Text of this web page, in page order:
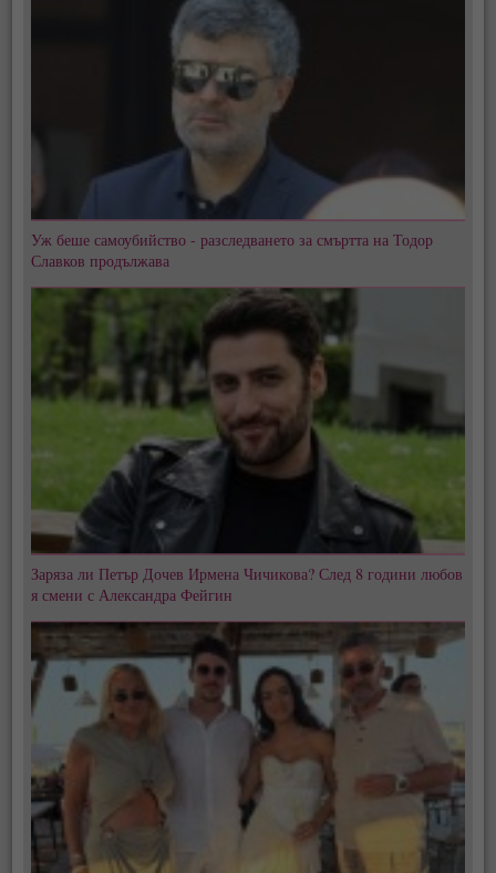
Уж беше самоубийство - разследването за смъртта на Тодор
Славков продължава
Заряза ли Петър Дочев Ирмена Чичикова? След 8 години любов
я смени с Александра Фейгин